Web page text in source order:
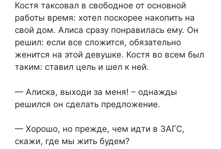
Костя таксовал в свободное от основной
работы время: хотел поскорее накопить на
свой дом. Алиса сразу понравилась ему. Он
решил: если все сложится, обязательно
женится на этой девушке. Костя во всем был
таким: ставил цель и шел к ней.
— Алиска, выходи за меня! – однажды
решился он сделать предложение.
— Хорошо, но прежде, чем идти в ЗАГС,
скажи, где мы жить будем?